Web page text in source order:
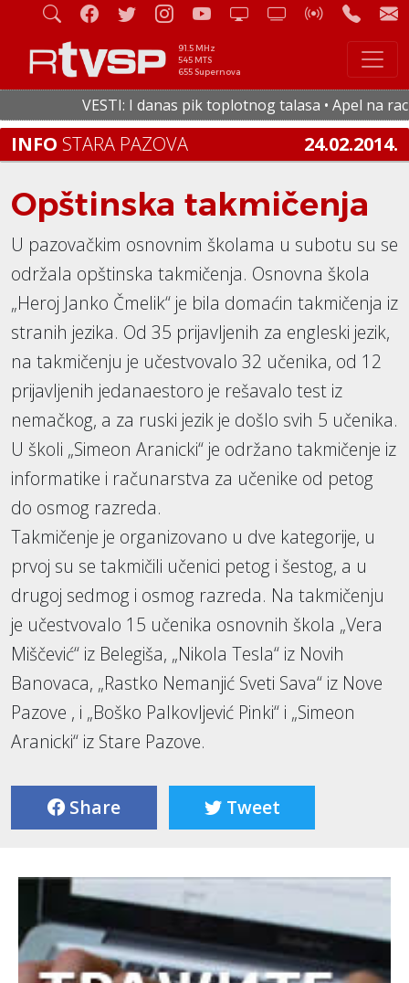
91.5 MHz
545 MTS
655 Supernova
VESTI: I danas pik toplotnog talasa • Apel na
INFO STARA PAZOVA 24.02.2014.
Opštinska takmičenja
U pazovačkim osnovnim školama u subotu su se
održala opštinska takmičenja. Osnovna škola
„Heroj Janko Čmelik“ je bila domaćin takmičenja iz
stranih jezika. Od 35 prijavljenih za engleski jezik,
na takmičenju je učestvovalo 32 učenika, od 12
prijavljenih jedanaestoro je rešavalo test iz
nemačkog, a za ruski jezik je došlo svih 5 učenika.
U školi „Simeon Aranicki“ je održano takmičenje iz
informatike i računarstva za učenike od petog
do osmog razreda.
Takmičenje je organizovano u dve kategorije, u
prvoj su se takmičili učenici petog i šestog, a u
drugoj sedmog i osmog razreda. Na takmičenju
je učestvovalo 15 učenika osnovnih škola „Vera
Miščević“ iz Belegiša, „Nikola Tesla“ iz Novih
Banovaca, „Rastko Nemanjić Sveti Sava“ iz Nove
Pazove , i „Boško Palkovljević Pinki“ i „Simeon
Aranicki“ iz Stare Pazove.
Share Tweet